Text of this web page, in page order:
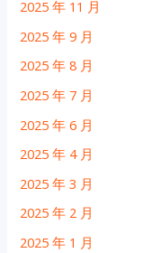
2025 年 11 月
2025 年 9 月
2025 年 8 月
2025 年 7 月
2025 年 6 月
2025 年 4 月
2025 年 3 月
2025 年 2 月
2025 年 1 月